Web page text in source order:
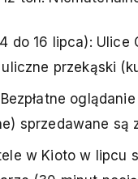
do 16 lipca):
przekąski
sprzedawane są
w Kioto w lipcu